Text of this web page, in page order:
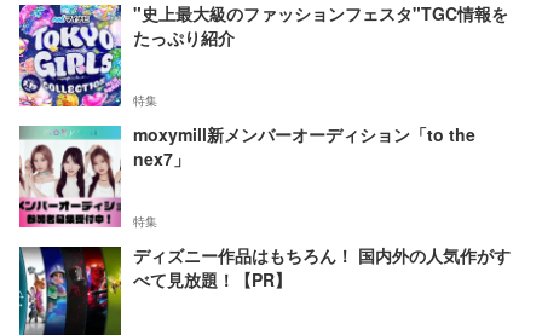
"史上最大級のファッションフェスタ"TGC情報を
たっぷり紹介
特集
moxymill新メンバーオーディション「to the
nex7」
特集
ディズニー作品はもちろん！ 国内外の人気作がす
べて見放題！【PR】